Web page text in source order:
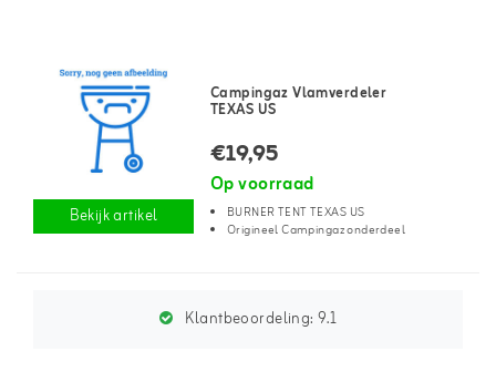
Bekijk artikel
Campingaz Vlamverdeler
TEXAS US
€19,95
Op voorraad
BURNER TENT TEXAS US
Origineel Campingaz onderdeel
Klantbeoordeling:9.1